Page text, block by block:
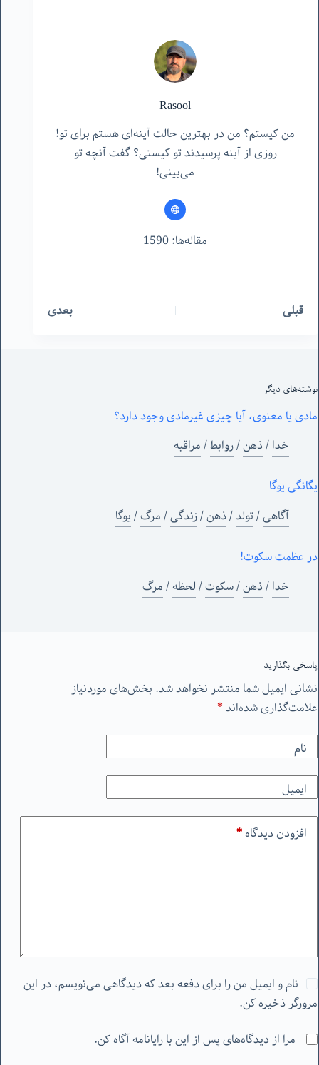
Rasool
من کیستم؟ من در بهترین حالت آینه‌ای هستم برای تو!
روزی از آینه پرسیدند تو کیستی؟ گفت آنچه تو
می‌بینی!
مقاله‌ها: 1590
قبلی بعدی
نوشته‌های‌ دیگر
مادی یا معنوی، آیا چیزی غیرمادی وجود دارد؟
خدا/ذهن/روابط/مراقبه
یگانگی یوگا
آگاهی/تولد/ذهن/زندگی/مرگ/یوگا
در عظمت سکوت!
خدا/ذهن/سکوت/لحظه/مرگ
پاسخی بگذارید
نشانی ایمیل شما منتشر نخواهد شد. بخش‌های موردنیاز
علامت‌گذاری شده‌اند*
نام
ایمیل
افزودن دیدگاه*
نام و ایمیل من را برای دفعه بعد که دیدگاهی می‌نویسم، در این
مرورگر ذخیره کن.
مرا از دیدگاه‌های پس از این با رایانامه آگاه کن.